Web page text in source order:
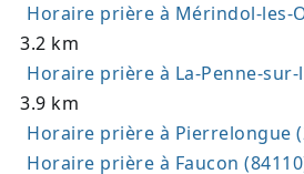
Horaire prière à Mérindol-les-
3.2 km
Horaire prière à La-Penne-sur-
3.9 km
Horaire prière à Pierrelongue
Horaire prière à Faucon